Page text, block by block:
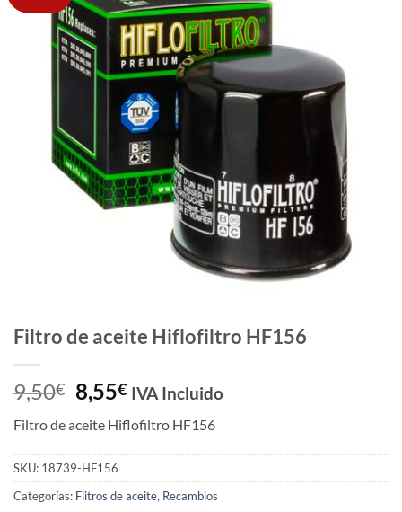
Filtro de aceite Hiflofiltro HF156
9,50€ El
precio
original
era:
9,50€.
8,55€El
actual
es:
8,55€.
IVA Incluido
Filtro de aceite Hiflofiltro HF156
SKU: 18739-HF156
Categorías: Flitros de aceite, Recambios